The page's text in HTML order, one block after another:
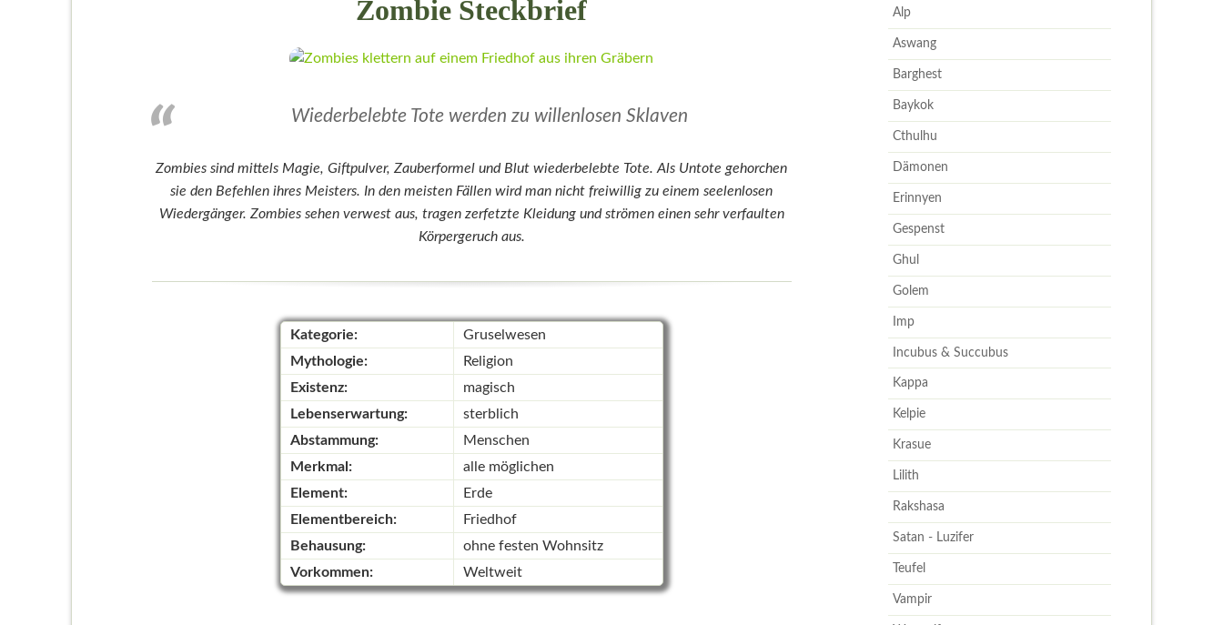
Zombie Steckbrief
Wiederbelebte Tote werden zu willenlosen Sklaven
Zombies sind mittels Magie, Giftpulver, Zauberformel und Blut wiederbelebte Tote. Als Untote gehorchen
sie den Befehlen ihres Meisters. In den meisten Fällen wird man nicht freiwillig zu einem seelenlosen
Wiedergänger. Zombies sehen verwest aus, tragen zerfetzte Kleidung und strömen einen sehr verfaulten
Körpergeruch aus.
Kategorie:
Gruselwesen
Mythologie:
Religion
Existenz:
magisch
Lebenserwartung:
sterblich
Abstammung:
Menschen
Merkmal:
alle möglichen
Element:
Erde
Elementbereich:
Friedhof
Behausung:
ohne festen Wohnsitz
Vorkommen:
Weltweit
Alp
Aswang
Barghest
Baykok
Cthulhu
Dämonen
Erinnyen
Gespenst
Ghul
Golem
Imp
Incubus & Succubus
Kappa
Kelpie
Krasue
Lilith
Rakshasa
Satan - Luzifer
Teufel
Vampir